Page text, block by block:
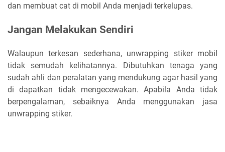
dan membuat cat di mobil Anda menjadi terkelupas.
Jangan Melakukan Sendiri
Walaupun terkesan sederhana, unwrapping stiker mobil
tidak semudah kelihatannya. Dibutuhkan tenaga yang
sudah ahli dan peralatan yang mendukung agar hasil yang
di dapatkan tidak mengecewakan. Apabila Anda tidak
berpengalaman, sebaiknya Anda menggunakan jasa
unwrapping stiker.